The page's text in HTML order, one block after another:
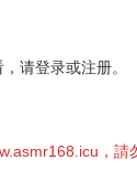
请登录或注册。
，請